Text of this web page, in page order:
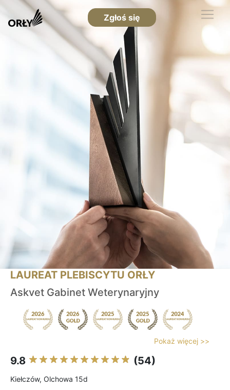
Zgłoś się
LAUREAT PLEBISCYTU ORŁY
Askvet Gabinet Weterynaryjny
Pokaż więcej >>
9.8 (54)
Kiełczów, Olchowa 15d